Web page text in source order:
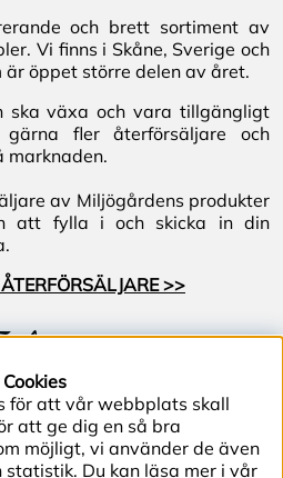
och brett sortiment av
Vi finns i Skåne, Sverige och
är öppet större delen av året.
ska växa och vara tillgängligt
fler återförsäljare och
marknaden.
av Miljögårdens produkter
att fylla i och skicka in din
>>
oss
Cookies
för att vår webbplats skall
att ge dig en så bra
möjligt, vi använder de även
Du kan läsa mer i vår